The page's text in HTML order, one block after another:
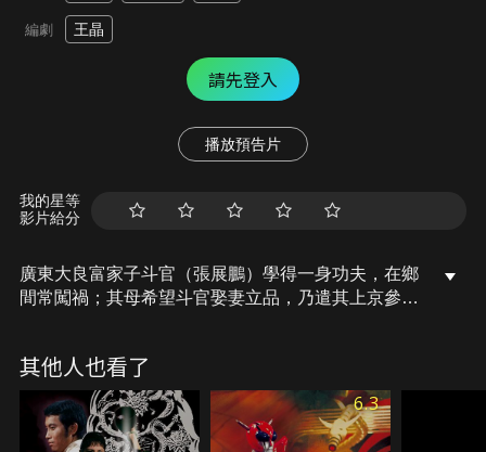
編劇 王晶
請先登入
播放預告片
我的星等
影片給分
廣東大良富家子斗官（張展鵬）學得一身功夫，在鄉
間常闖禍；其母希望斗官娶妻立品，乃遣其上京參加
聲）、泡妞高手「真厲害」（陳百祥），和「神偷北
少爺」時三手（汪禹）一較高下。四人不打不相識，
最後更成為好友，一起合力對付仇家三眼道人（王龍
威）……
其他人也看了
6.3